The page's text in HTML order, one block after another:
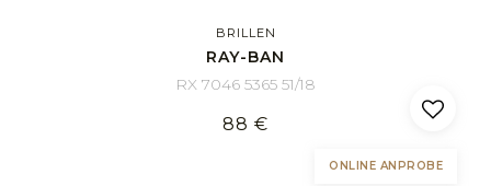
BRILLEN
RAY-BAN
RX 7046 5365 51/18
88 €
ONLINE ANPROBE